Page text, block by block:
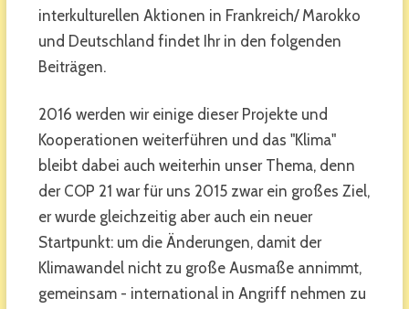
interkulturellen Aktionen in Frankreich/ Marokko
und Deutschland findet Ihr in den folgenden
Beiträgen.
2016 werden wir einige dieser Projekte und
Kooperationen weiterführen und das "Klima"
bleibt dabei auch weiterhin unser Thema, denn
der COP 21 war für uns 2015 zwar ein großes Ziel,
er wurde gleichzeitig aber auch ein neuer
Startpunkt: um die Änderungen, damit der
Klimawandel nicht zu große Ausmaße annimmt,
gemeinsam - international in Angriff nehmen zu